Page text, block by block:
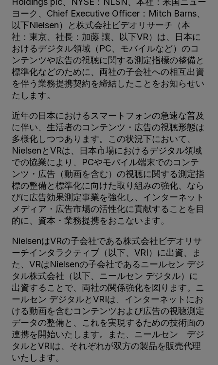
ヨーク、Chief Executive Officer：Mitch Barns、
以下Nielsen）と株式会社ビデオリサーチ（本
社：東京、社長：加藤 讓、以下VR）は、日本に
おけるデジタル領域（PC、モバイルなど）のコ
ンテンツや広告の視聴に関する測定指標の整備と
標準化などのために、両社の子会社への相互出資
を伴う業務提携契約を締結したことをお知らせい
たします。
近年の日本におけるスマートフォンの急速な普及
に伴い、生活者のコンテンツ・広告の視聴形態は
多様化しつつあります。この状況下において、
NielsenとVRは、日本市場におけるデジタル領域
での協業により、PCやモバイル端末でのコンテ
ンツ・広告（動画を含む）の視聴に関する測定指
標の整備と標準化に向けた取り組みの強化、なら
びに広告効果測定事業を強化し、インターネット
メディア・広告市場の活性化に貢献することを目
的に、資本・業務提携をおこないます。
NielsenはVRの子会社である株式会社ビデオリサ
ーチインタラクティブ（以下、VRI）に出資、ま
た、VRはNielsenの子会社であるニールセン デジ
タル株式会社（以下、ニールセン デジタル）に
出資することで、両社の関係強化を図ります。ニ
ールセン デジタルとVRIは、インターネットにお
ける動画を含むコンテンツおよび広告の視聴測定
データの整備と、これを実現するための技術面の
連携を開始いたします。また、ニールセン デジ
タルとVRIは、それぞれが双方の製品を販売代理
いたします。